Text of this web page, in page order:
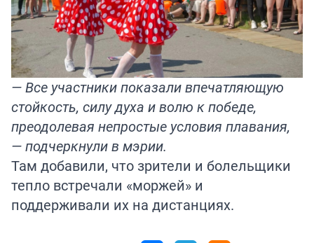
— Все участники показали впечатляющую
стойкость, силу духа и волю к победе,
преодолевая непростые условия плавания,
— подчеркнули в мэрии.
Там добавили, что зрители и болельщики
тепло встречали «моржей» и
поддерживали их на дистанциях.